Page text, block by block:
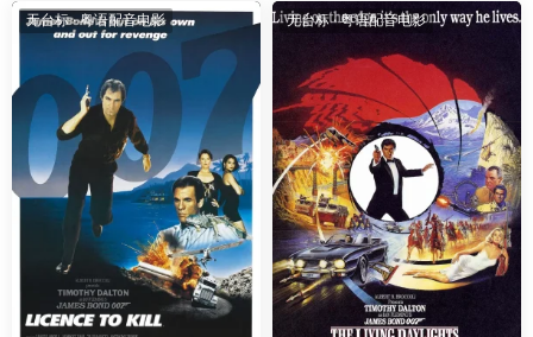
es
无台标·粤语配音电影 无台标·粤语配音电影